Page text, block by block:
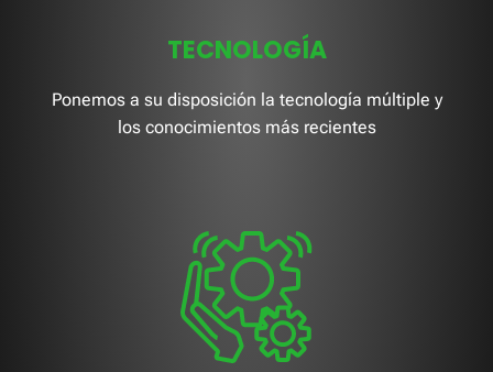
TECNOLOGÍA
Ponemos a su disposición la tecnología múltiple y
los conocimientos más recientes